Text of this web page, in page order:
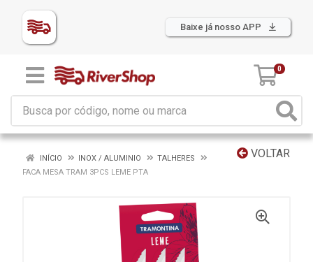
Baixe já nosso APP
0
VOLTAR
INÍCIO INOX / ALUMINIO
TALHERES
FACA MESA TRAM 3PCS LEME PTA